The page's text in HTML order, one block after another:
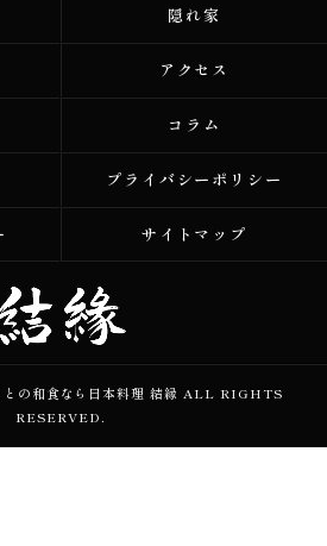
隠れ家
アクセス
コラム
プライバシーポリシー
サイトマップ
との和食なら日本料理 結縁 ALL RIGHTS
RESERVED.